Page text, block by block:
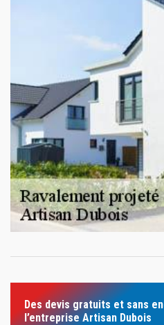
Des devis gratuits et sans
l’entreprise Artisan Dubois